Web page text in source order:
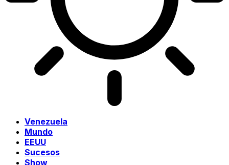
Venezuela
Mundo
EEUU
Sucesos
Show